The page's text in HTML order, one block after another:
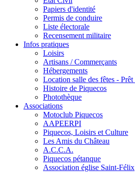
Papiers d'identité
Permis de conduire
Liste électorale
Recensement militaire
Infos pratiques
Loisirs
Artisans / Commerçants
Hébergements
Location salle des fêtes - Prêt
Histoire de Piquecos
Photothèque
Associations
Motoclub Piquecos
AAPEERPI
Piquecos, Loisirs et Culture
Les Amis du Château
A.C.C.A.
Piquecos pétanque
Association église Saint-Félix